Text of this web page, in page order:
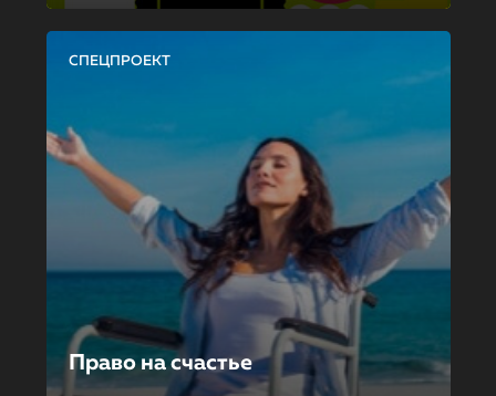
СПЕЦПРОЕКТ
Право на счастье